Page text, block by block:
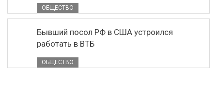
ОБЩЕСТВО
Бывший посол РФ в США устроился
работать в ВТБ
ОБЩЕСТВО